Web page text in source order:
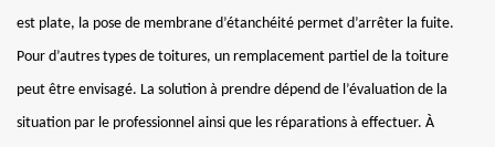
est plate, la pose de membrane d’étanchéité permet d’arrêter la fuite.
Pour d’autres types de toitures, un remplacement partiel de la toiture
peut être envisagé. La solution à prendre dépend de l’évaluation de la
situation par le professionnel ainsi que les réparations à effectuer. À